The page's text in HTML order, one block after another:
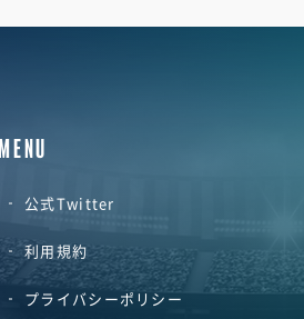
MENU
公式Twitter
利用規約
プライバシーポリシー